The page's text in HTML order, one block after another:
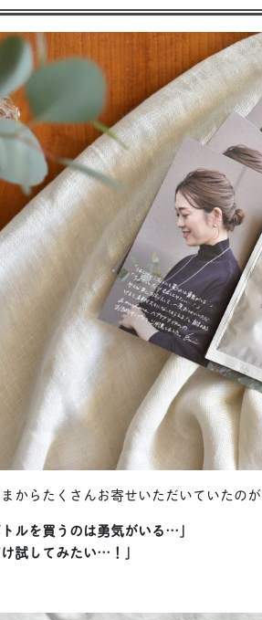
からたくさんお寄せいただいていたのが
トルを買うのは勇気がいる…」
試してみたい…！」